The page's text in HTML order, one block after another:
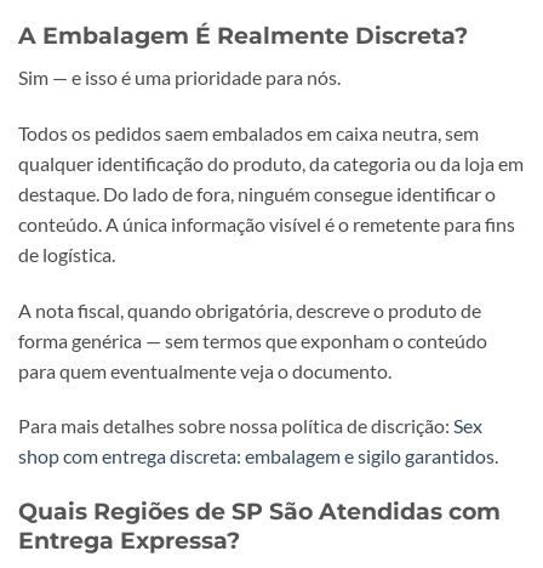
A Embalagem É Realmente Discreta?
Sim — e isso é uma prioridade para nós.
Todos os pedidos saem embalados em caixa neutra, sem
qualquer identificação do produto, da categoria ou da loja em
destaque. Do lado de fora, ninguém consegue identificar o
conteúdo. A única informação visível é o remetente para fins
de logística.
A nota fiscal, quando obrigatória, descreve o produto de
forma genérica — sem termos que exponham o conteúdo
para quem eventualmente veja o documento.
Para mais detalhes sobre nossa política de discrição: Sex
shop com entrega discreta: embalagem e sigilo garantidos.
Quais Regiões de SP São Atendidas com
Entrega Expressa?